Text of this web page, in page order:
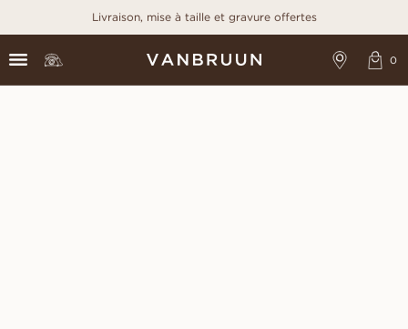
Livraison, mise à taille et gravure offertes